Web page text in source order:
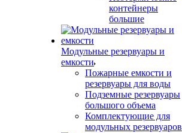
контейнеры
большие
Модульные резервуары и
емкости
Пожарные емкости и
резервуары для воды
Подземные резервуары
большого объема
Комплектующие для
модульных резервуаров